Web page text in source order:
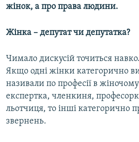
Усі сайти RFE/RL
жінок, а про права людини.
Жінка – депутат чи депутатка?
Чимало дискусій точиться
Якщо одні жінки категорично
називали по професії в
експертка, членкиня,
льотчиця, то інші категорично
звернень.